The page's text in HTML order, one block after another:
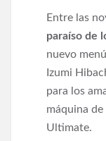
Entre las
paraíso de
nuevo
Izumi
para los
máquina
Ultimate.